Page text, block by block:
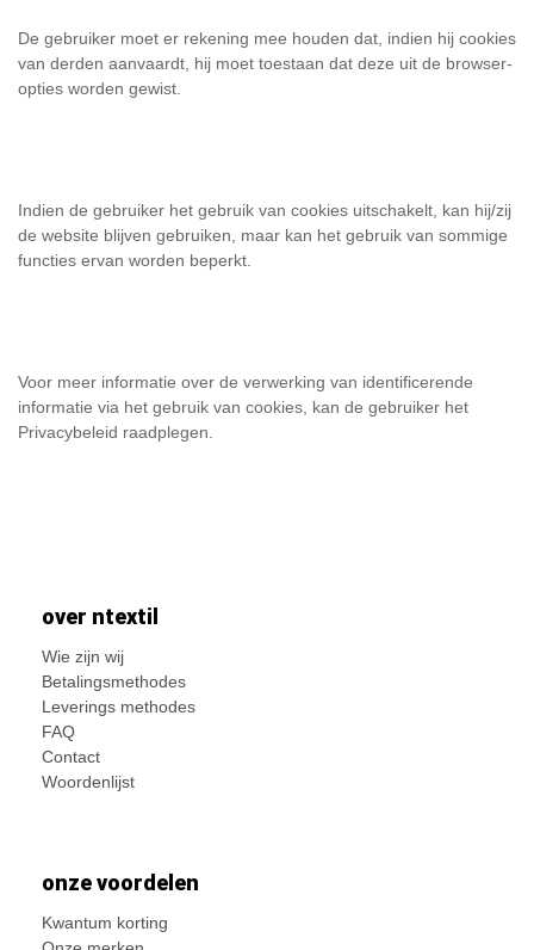
De gebruiker moet er rekening mee houden dat, indien hij cookies
van derden aanvaardt, hij moet toestaan dat deze uit de browser-
opties worden gewist.
Indien de gebruiker het gebruik van cookies uitschakelt, kan hij/zij
de website blijven gebruiken, maar kan het gebruik van sommige
functies ervan worden beperkt.
Voor meer informatie over de verwerking van identificerende
informatie via het gebruik van cookies, kan de gebruiker het
Privacybeleid raadplegen.
over ntextil
Wie zijn wij
Betalingsmethodes
Leverings methodes
FAQ
Contact
Woordenlijst
onze voordelen
Kwantum korting